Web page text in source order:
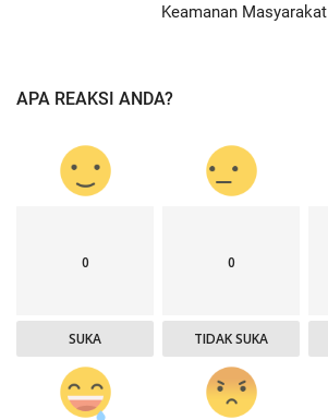
Keamanan Masyarakat
APA REAKSI ANDA?
0
SUKA
0
TIDAK SUKA